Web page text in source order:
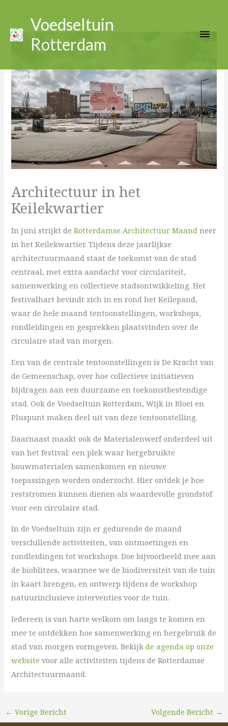
Voedseltuin
Rotterdam
Architectuur in het
Keilekwartier
In juni strijkt deRotterdamse Architectuur Maand neer
in het Keilekwartier. Tijdens deze jaarlijkse
architectuurmaand staat de toekomst van de stad
centraal, met extra aandacht voor circulariteit,
samenwerking en collectieve stadsontwikkeling. Het
festivalhart bevindt zich in en rond het Keilepand,
waar de hele maand tentoonstellingen, workshops,
rondleidingen en gesprekken plaatsvinden over de
circulaire stad van morgen.
Een van de centrale tentoonstellingen is De Kracht van
de Gemeenschap, over hoe collectieve initiatieven
bijdragen aan een duurzame en toekomstbestendige
stad. Ook de Voedseltuin Rotterdam, Wijk in Bloei en
Pluspunt maken deel uit van deze tentoonstelling.
Daarnaast maakt ook de Materialenwerf onderdeel uit
van het festival: een plek waar hergebruikte
bouwmaterialen samenkomen en nieuwe
toepassingen worden onderzocht. Hier ontdek je hoe
reststromen kunnen dienen als waardevolle grondstof
voor een circulaire stad.
In de Voedseltuin zijn er gedurende de maand
verschillende activiteiten, van ontmoetingen en
rondleidingen tot workshops. Doe bijvoorbeeld mee aan
de bioblitzes, waarmee we de biodiversiteit van de tuin
in kaart brengen, en ontwerp tijdens de workshop
natuurinclusieve interventies voor de tuin.
Iedereen is van harte welkom om langs te komen en
mee te ontdekken hoe samenwerking en hergebruik de
stad van morgen vormgeven. Bekijkde agenda op onze
websitevoor alle activiteiten tijdens de Rotterdamse
Architectuurmaand.
← Vorige Bericht Volgende Bericht →